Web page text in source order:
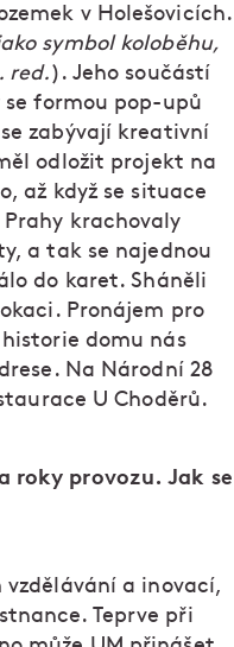
v Holešovicích.
symbol koloběhu,
red.). Jeho součástí
formou pop-upů
zabývají kreativní
odložit projekt na
až když se situace
krachovaly
a tak se najednou
do karet. Sháněli
Pronájem pro
domu nás
Na Národní 28
U Choděrů.
roky provozu. Jak se
a inovací,
Teprve při